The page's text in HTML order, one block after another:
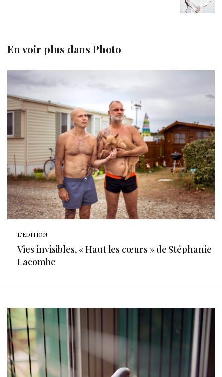
En voir plus dans Photo
L'EDITION
Vies invisibles, « Haut les cœurs » de Stéphanie
Lacombe